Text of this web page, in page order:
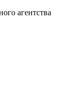
агентства